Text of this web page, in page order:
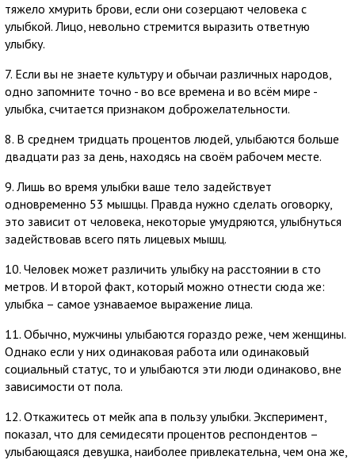
тяжело хмурить брови, если они созерцают человека с
улыбкой. Лицо, невольно стремится выразить ответную
улыбку.
7. Если вы не знаете культуру и обычаи различных народов,
одно запомните точно - во все времена и во всём мире -
улыбка, считается признаком доброжелательности.
8. В среднем тридцать процентов людей, улыбаются больше
двадцати раз за день, находясь на своём рабочем месте.
9. Лишь во время улыбки ваше тело задействует
одновременно 53 мышцы. Правда нужно сделать оговорку,
это зависит от человека, некоторые умудряются, улыбнуться
задействовав всего пять лицевых мышц.
10. Человек может различить улыбку на расстоянии в сто
метров. И второй факт, который можно отнести сюда же:
улыбка – самое узнаваемое выражение лица.
11. Обычно, мужчины улыбаются гораздо реже, чем женщины.
Однако если у них одинаковая работа или одинаковый
социальный статус, то и улыбаются эти люди одинаково, вне
зависимости от пола.
12. Откажитесь от мейк апа в пользу улыбки. Эксперимент,
показал, что для семидесяти процентов респондентов –
улыбающаяся девушка, наиболее привлекательна, чем она же,